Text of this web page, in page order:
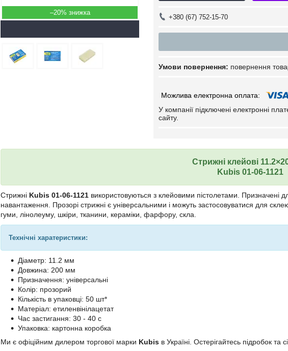
–20%
+380 (67) 752-15-70
повернення
У компанії підключені електронні
сайту.
Стрижні клейові
Kubis 01-06-1121
Стрижні Kubis 01-06-1121 використовуються з клейовими пістолетами. Призначені
навантаження. Прозорі стрижні є універсальними і можуть застосовуватися для
гуми, лінолеуму, шкіри, тканини, кераміки, фарфору, скла.
Технічні харатеристики:
Діаметр: 11.2 мм
Довжина: 200 мм
Призначення: універсальні
Колір: прозорий
Кількість в упаковці: 50 шт*
Матеріал: етиленвінілацетат
Час застигання: 30 - 40 с
Упаковка: картонна коробка
Ми є офіційним дилером торгової марки Kubis в Україні. Остерігайтесь підробок та